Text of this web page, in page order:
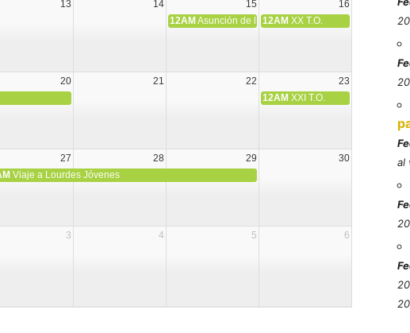
13 14 15
16
12AM Asunción de la Virgen María
12AM XX T.O.
20 21 22
23
12AM XXI T.O.
27 28 29
30
Viaje a Lourdes Jóvenes
3 4 5 6
al